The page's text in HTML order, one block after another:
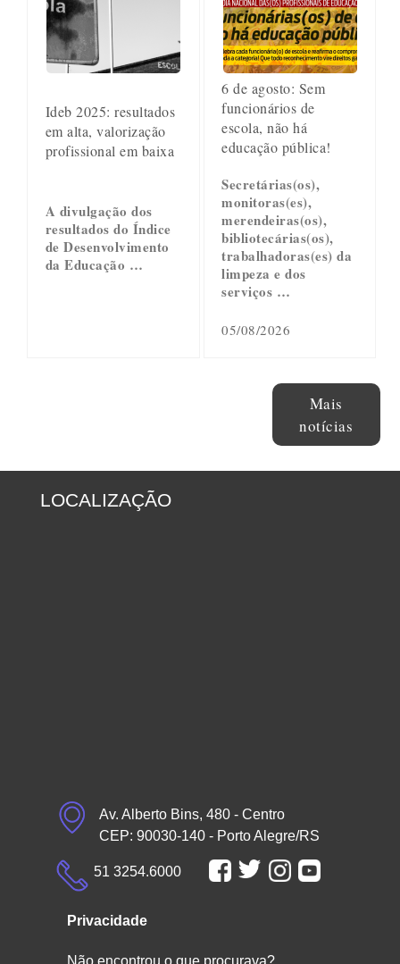
Ideb 2025: resultados
em alta, valorização
profissional em baixa
A divulgação dos
resultados do Índice
de Desenvolvimento
da Educação …
6 de agosto: Sem
funcionários de
escola, não há
educação pública!
Secretárias(os),
monitoras(es),
merendeiras(os),
bibliotecárias(os),
trabalhadoras(es) da
limpeza e dos
serviços …
05/08/2026
Mais
notícias
LOCALIZAÇÃO
Av. Alberto Bins, 480 - Centro
CEP: 90030-140 - Porto Alegre/RS
51 3254.6000
Privacidade